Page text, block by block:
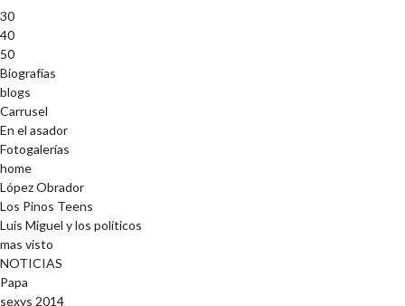
30
40
50
Biografías
blogs
Carrusel
En el asador
Fotogalerías
home
López Obrador
Los Pinos Teens
Luis Miguel y los políticos
mas visto
NOTICIAS
Papa
sexys 2014